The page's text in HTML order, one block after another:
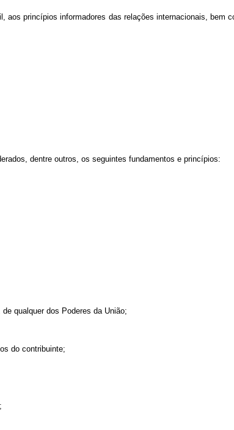
princípios informadores das relações internacionais, bem
dentre outros, os seguintes fundamentos e princípios:
qualquer dos Poderes da União;
do contribuinte;